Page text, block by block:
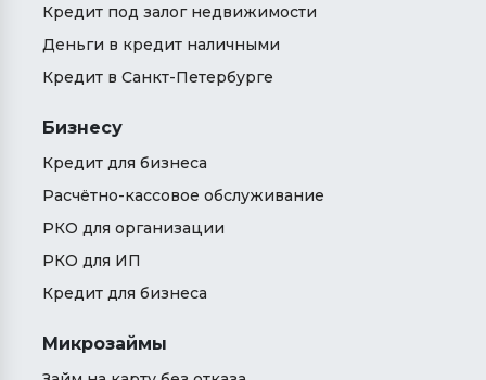
Кредит под залог недвижимости
Деньги в кредит наличными
Кредит в Санкт-Петербурге
Бизнесу
Кредит для бизнеса
Расчётно-кассовое обслуживание
РКО для организации
РКО для ИП
Кредит для бизнеса
Микрозаймы